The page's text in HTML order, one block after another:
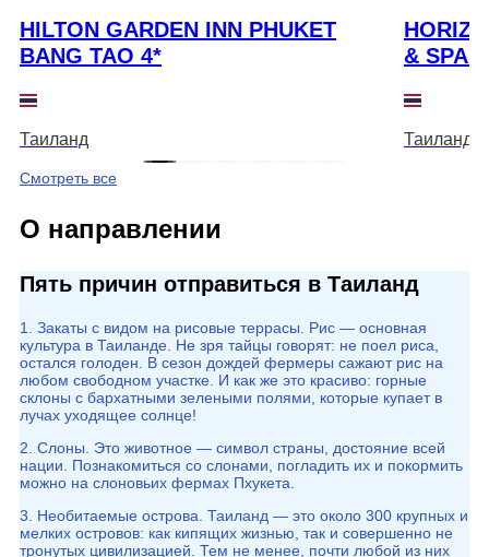
HILTON GARDEN INN PHUKET
BANG TAO 4*
Таиланд
& SPA
Таиланд
Смотреть все
О направлении
Пять причин отправиться в Таиланд
1. Закаты с видом на рисовые террасы. Рис — основная
культура в Таиланде. Не зря тайцы говорят: не поел риса,
остался голоден. В сезон дождей фермеры сажают рис на
любом свободном участке. И как же это красиво: горные
склоны с бархатными зелеными полями, которые купает в
лучах уходящее солнце!
2. Слоны. Это животное — символ страны, достояние всей
нации. Познакомиться со слонами, погладить их и покормить
можно на слоновьих фермах Пхукета.
3. Необитаемые острова. Таиланд — это около 300 крупных и
мелких островов: как кипящих жизнью, так и совершенно не
тронутых цивилизацией. Тем не менее, почти любой из них